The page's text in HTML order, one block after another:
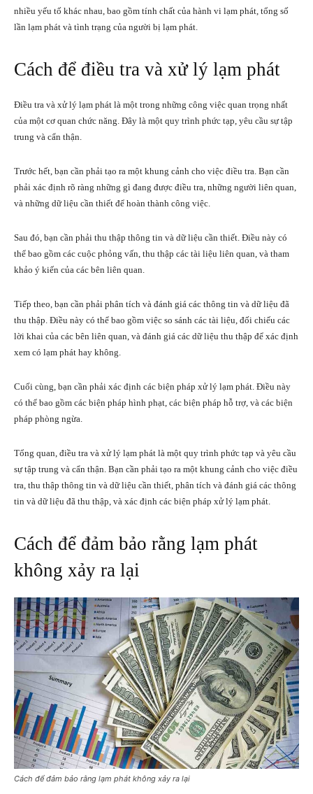
nhiều yếu tố khác nhau, bao gồm tính chất của hành vi lạm phát, tổng số
lần lạm phát và tình trạng của người bị lạm phát.
Cách để điều tra và xử lý lạm phát
Điều tra và xử lý lạm phát là một trong những công việc quan trọng nhất
của một cơ quan chức năng. Đây là một quy trình phức tạp, yêu cầu sự tập
trung và cẩn thận.
Trước hết, bạn cần phải tạo ra một khung cảnh cho việc điều tra. Bạn cần
phải xác định rõ ràng những gì đang được điều tra, những người liên quan,
và những dữ liệu cần thiết để hoàn thành công việc.
Sau đó, bạn cần phải thu thập thông tin và dữ liệu cần thiết. Điều này có
thể bao gồm các cuộc phỏng vấn, thu thập các tài liệu liên quan, và tham
khảo ý kiến của các bên liên quan.
Tiếp theo, bạn cần phải phân tích và đánh giá các thông tin và dữ liệu đã
thu thập. Điều này có thể bao gồm việc so sánh các tài liệu, đối chiếu các
lời khai của các bên liên quan, và đánh giá các dữ liệu thu thập để xác định
xem có lạm phát hay không.
Cuối cùng, bạn cần phải xác định các biện pháp xử lý lạm phát. Điều này
có thể bao gồm các biện pháp hình phạt, các biện pháp hỗ trợ, và các biện
pháp phòng ngừa.
Tổng quan, điều tra và xử lý lạm phát là một quy trình phức tạp và yêu cầu
sự tập trung và cẩn thận. Bạn cần phải tạo ra một khung cảnh cho việc điều
tra, thu thập thông tin và dữ liệu cần thiết, phân tích và đánh giá các thông
tin và dữ liệu đã thu thập, và xác định các biện pháp xử lý lạm phát.
Cách để đảm bảo rằng lạm phát
không xảy ra lại
Cách để đảm bảo rằng lạm phát không xảy ra lại